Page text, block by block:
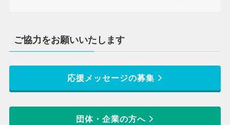
ご協力をお願いいたします
応援メッセージの募集
団体・企業の方へ